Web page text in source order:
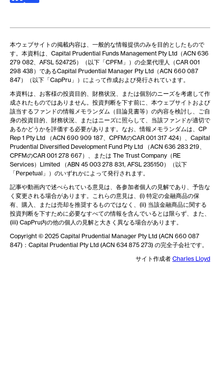
本ウェブサイトの掲載内容は、一般的な情報提供のみを目的としたもので
す。本資料は、Capital Prudential Funds Management Pty Ltd（ACN 636
279 082、AFSL 524725）（以下「CPFM」）の企業代理人（CAR 001
298 438）であるCapital Prudential Manager Pty Ltd（ACN 660 087
847）（以下「CapPru」）によって作成および発行されています。
本資料は、お客様の投資目的、財務状況、または個別のニーズを考慮して作
成されたものではありません。投資判断を下す前に、本ウェブサイトおよび
該当するファンドの情報メモランダム（目論見書等）の内容を検討し、ご自
身の投資目的、財務状況、またはニーズに照らして、当該ファンドが適切で
あるかどうかを評価する必要があります。なお、情報メモランダムは、CP
Rep 1 Pty Ltd （ACN 690 909 187、CPFMのCAR 001 317 424）、Capital
Prudential Diversified Development Fund Pty Ltd （ACN 636 283 219、
CPFMのCAR 001 278 667）、または The Trust Company（RE
Services）Limited （ABN 45 003 278 831, AFSL 235150）（以下
「Perpetual」）のいずれかによって発行されます。
記事や動画内で述べられている意見は、各参加者個人の見解であり、予告な
く変更される場合があります。これらの意見は、(i) 特定の金融商品の保
有、購入、または売却を推奨するものではなく、(ii) 当該金融商品に関する
投資判断を下すために必要なすべての情報を含んでいるとは限らず、また、
(iii) CapPru内の他の個人の見解と大きく異なる場合があります。
Copyright © 2025 Capital Prudential Manager Pty Ltd (ACN 660 087
847)：Capital Prudential Pty Ltd (ACN 634 875 273) の完全子会社です。
サイト作成者 Charles Lloyd